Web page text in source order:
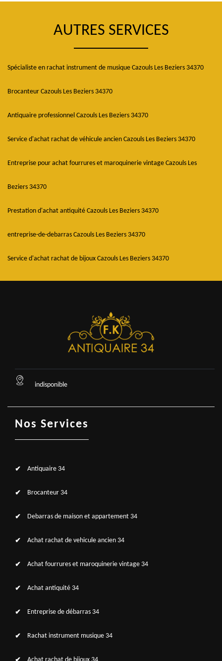
AUTRES SERVICES
Spécialiste en rachat instrument de musique Cazouls Les Beziers 34370
Brocanteur Cazouls Les Beziers 34370
Antiquaire professionnel Cazouls Les Beziers 34370
Service d'achat rachat de véhicule ancien Cazouls Les Beziers 34370
Entreprise pour achat fourrures et maroquinerie vintage Cazouls Les
Beziers 34370
Prestation d'achat antiquité Cazouls Les Beziers 34370
entreprise-de-debarras Cazouls Les Beziers 34370
Service d'achat rachat de bijoux Cazouls Les Beziers 34370
indisponible
Nos Services
Antiquaire 34
Brocanteur 34
Debarras de maison et appartement 34
Achat rachat de vehicule ancien 34
Achat fourrures et maroquinerie vintage 34
Achat antiquité 34
Entreprise de débarras 34
Rachat instrument musique 34